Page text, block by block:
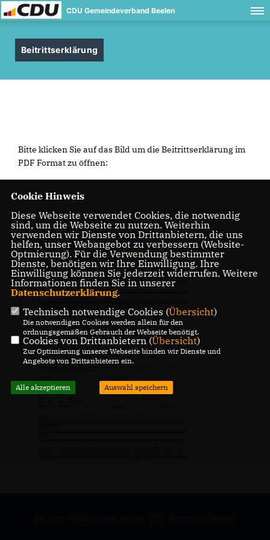
CDU Gemeindeverband Beelen
Beitrittserklärung
Bitte klicken Sie auf das Bild um die Beitrittserklärung im
PDF Format zu öffnen:
Cookie Hinweis
Diese Webseite verwendet Cookies, die notwendig
sind, um die Webseite zu nutzen. Weiterhin
verwenden wir Dienste von Drittanbietern, die uns
helfen, unser Webangebot zu verbessern (Website-
Optmierung). Für die Verwendung bestimmter
Dienste, benötigen wir Ihre Einwilligung. Ihre
Einwilligung können Sie jederzeit widerrufen. Weitere
Informationen finden Sie in unserer
Datenschutzerklärung.
Technisch notwendige Cookies (Übersicht)
Die notwendigen Cookies werden allein für den
ordnungsgemäßen Gebrauch der Webseite benötigt.
Cookies von Drittanbietern (Übersicht)
Zur Optimierung unserer Webseite binden wir Dienste und
Angebote von Drittanbietern ein.
Alle akzeptieren Auswahl speichern